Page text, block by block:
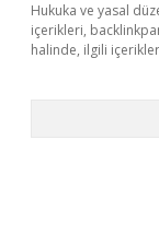
Hukuka ve yasal
içerikleri,
halinde, ilgili